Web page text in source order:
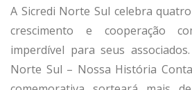
A Sicredi Norte Sul celebra
crescimento e cooperação
imperdível para seus
Norte Sul – Nossa História